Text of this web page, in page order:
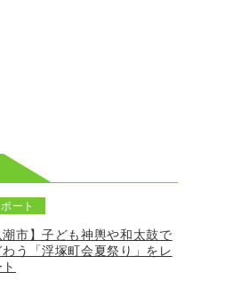
ート
潮市】子ども神輿や和太鼓で
わう「浮塚町会夏祭り」をレ